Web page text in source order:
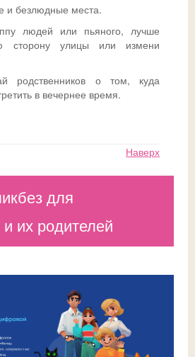
и безлюдные места.
людей или пьяного, лучше
сторону улицы или измени
родственников о том, куда
в вечернее время.
Наверх
для
их родителей